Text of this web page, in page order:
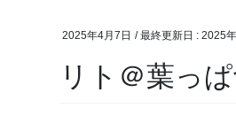
2025年4月7日 / 最終更新日 : 2025
リト＠葉っ